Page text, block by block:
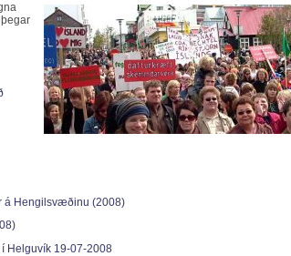
á Hengilsvæðinu (2008)
Helguvík 19-07-2008